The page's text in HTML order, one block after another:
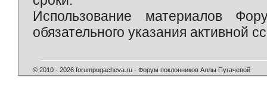
Использование материалов
обязательного указания активной
© 2010 - 2026 forumpugacheva.ru - Форум поклонников Аллы Пугачевой